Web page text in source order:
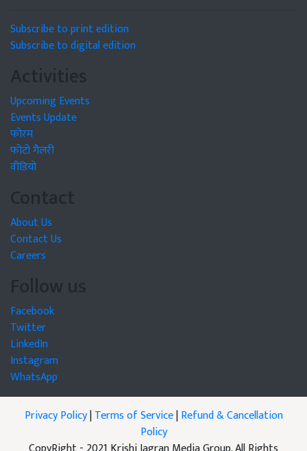
Subscribe to print edition
Subscribe to digital edition
Activities
Upcoming Events
Events Update
फोरम
फोटो गैलरी
वीडियो
Contact
About Us
Contact Us
Careers
Follow us
Facebook
Twitter
LinkedIn
Instagram
WhatsApp
Privacy Policy|Terms of Service|Refund & Cancellation
Policy